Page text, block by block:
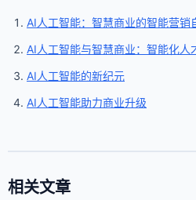
AI人工智能：智慧商业的智能营销
AI人工智能与智慧商业：智能化人
AI人工智能的新纪元
AI人工智能助力商业升级
相关文章